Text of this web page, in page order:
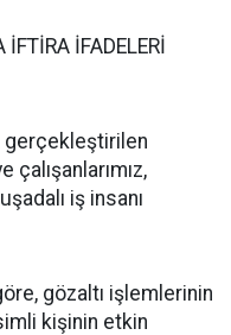
İFTİRA İFADELERİ
gerçekleştirilen
iş insanı
gözaltı işlemlerinin
kişinin etkin